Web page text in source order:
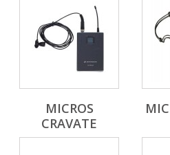
MICROS
CRAVATE